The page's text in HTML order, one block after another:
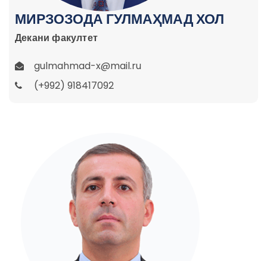
МИРЗОЗОДА ГУЛМАҲМАД ХОЛ
Декани факултет
gulmahmad-x@mail.ru
(+992) 918417092